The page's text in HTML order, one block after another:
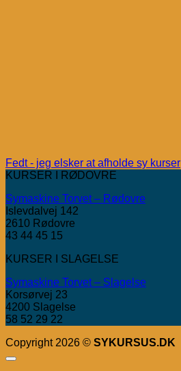
Fedt - jeg elsker at afholde sy kurser
KURSER I RØDOVRE
Symaskine Torvet – Rødovre
Islevdalvej 142
2610 Rødovre
43 44 45 15
KURSER I SLAGELSE
Symaskine Torvet – Slagelse
Korsørvej 23
4200 Slagelse
58 52 29 22
Copyright 2026 © SYKURSUS.DK